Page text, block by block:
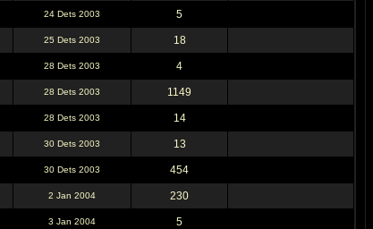
24 Dets 2003 5
25 Dets 2003 18
28 Dets 2003 4
28 Dets 2003 1149
28 Dets 2003 14
30 Dets 2003 13
30 Dets 2003 454
2 Jan 2004 230
3 Jan 2004 5